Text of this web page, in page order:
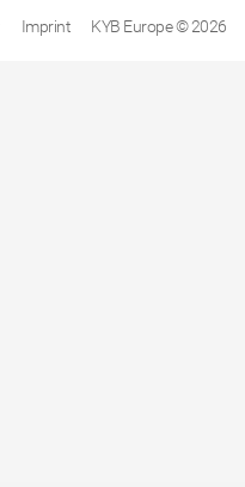
Imprint KYB Europe © 2026